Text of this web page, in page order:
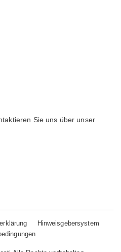
Sie uns über unser
Hinweisgebersystem